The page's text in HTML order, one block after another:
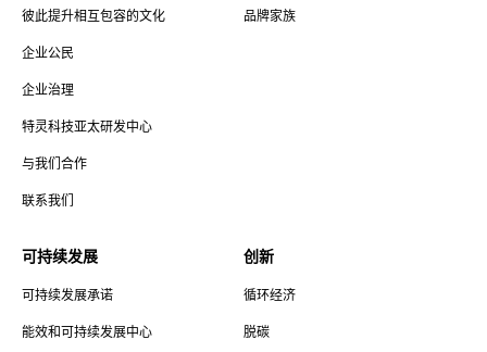
彼此提升相互包容的文化
企业公民
企业治理
特灵科技亚太研发中心
与我们合作
联系我们
品牌家族
可持续发展
可持续发展承诺
能效和可持续发展中心
创新
循环经济
脱碳